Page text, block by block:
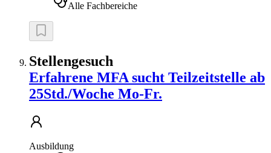
Alle Fachbereiche
Stellengesuch
Erfahrene MFA sucht Teilzeitstelle ab
25Std./Woche Mo-Fr.
Ausbildung